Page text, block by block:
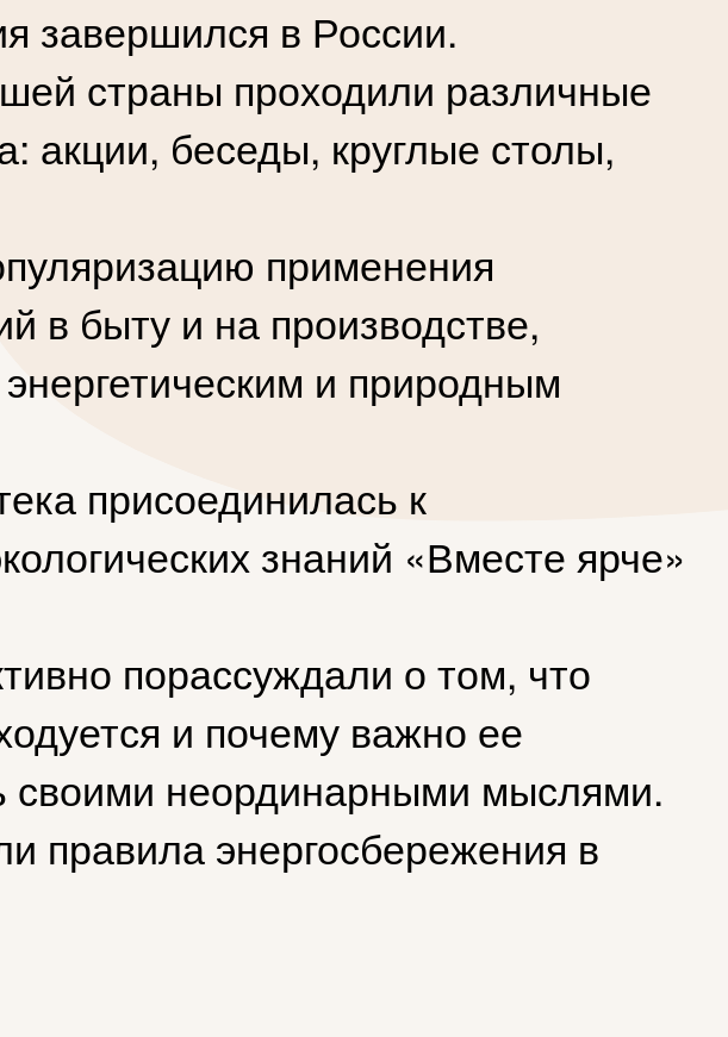
завершился в России.
страны проходили различные
акции, беседы, круглые столы,
применения
в быту и на производстве,
и природным
присоединилась к
знаний «Вместе ярче»
порассуждали о том, что
и почему важно ее
своими неординарными мыслями.
правила энергосбережения в